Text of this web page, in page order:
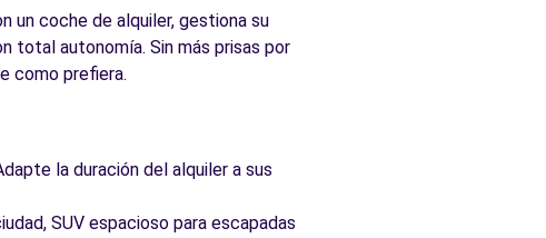
un coche de alquiler, gestiona su
total autonomía. Sin más prisas por
como prefiera.
la duración del alquiler a sus
SUV espacioso para escapadas